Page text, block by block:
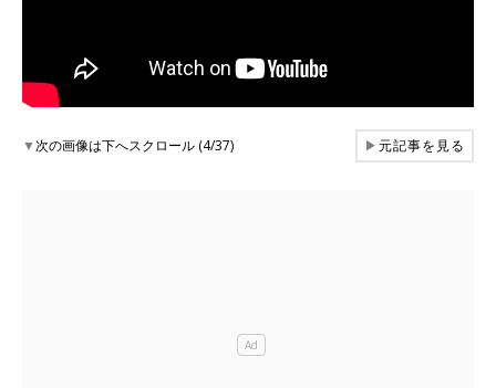
▼次の画像は下へスクロール (4/37) ▶元記事を見る